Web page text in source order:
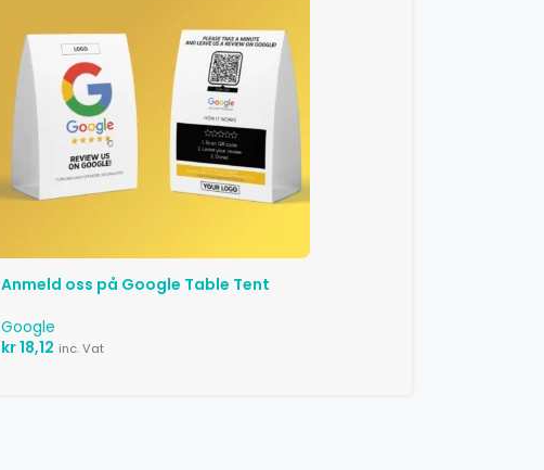
Anmeld oss ​​på Google Table Tent
Google
kr18,12 inc. Vat